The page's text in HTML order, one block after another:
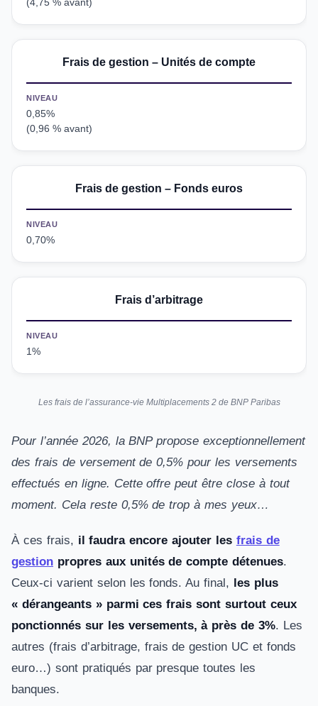
Frais de gestion – Unités de compte
NIVEAU
0,85%
(0,96 % avant)
Frais de gestion – Fonds euros
NIVEAU
0,70%
Frais d’arbitrage
NIVEAU
1%
Les frais de l’assurance-vie Multiplacements 2 de BNP Paribas
Pour l’année 2026, la BNP propose exceptionnellement
des frais de versement de 0,5% pour les versements
effectués en ligne. Cette offre peut être close à tout
moment. Cela reste 0,5% de trop à mes yeux…
À ces frais, il faudra encore ajouter les frais de
gestion propres aux unités de compte détenues.
Ceux-ci varient selon les fonds. Au final, les plus
« dérangeants » parmi ces frais sont surtout ceux
ponctionnés sur les versements, à près de 3%. Les
autres (frais d’arbitrage, frais de gestion UC et fonds
euro…) sont pratiqués par presque toutes les
banques.